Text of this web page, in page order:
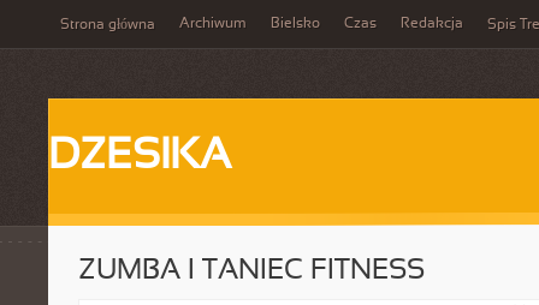
Strona główna Archiwum Bielsko Czas Redakcja Spis
DZESIKA
ZUMBA I TANIEC FITNESS